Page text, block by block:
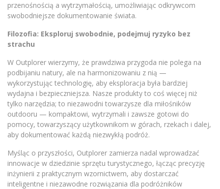
przenośnością a wytrzymałością, umożliwiając odkrywcom
swobodniejsze dokumentowanie świata.
Filozofia: Eksploruj swobodnie, podejmuj ryzyko bez
strachu
W Outplorer wierzymy, że prawdziwa przygoda nie polega na
podbijaniu natury, ale na harmonizowaniu z nią —
wykorzystując technologię, aby eksploracja była bardziej
wydajna i bezpieczniejsza. Nasze produkty to coś więcej niż
tylko narzędzia; to niezawodni towarzysze dla miłośników
outdooru — kompaktowi, wytrzymali i zawsze gotowi do
pomocy, towarzyszący użytkownikom w górach, rzekach i dalej,
aby dokumentować każdą niezwykłą podróż.
Myśląc o przyszłości, Outplorer zamierza nadal wprowadzać
innowacje w dziedzinie sprzętu turystycznego, łącząc precyzję
inżynierii z praktycznym wzornictwem, aby dostarczać
inteligentne i niezawodne rozwiązania dla podróżników